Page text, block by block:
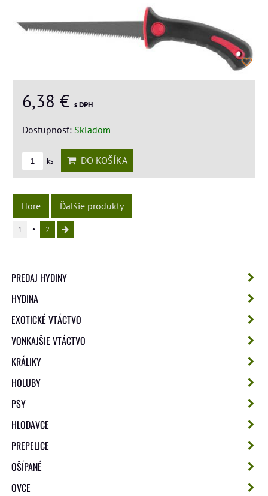
6,38 € s DPH
Dostupnosť: Skladom
ks DO KOŠÍKA
Hore Ďalšie produkty
1 2
PREDAJ HYDINY
HYDINA
EXOTICKÉ VTÁCTVO
VONKAJŠIE VTÁCTVO
KRÁLIKY
HOLUBY
PSY
HLODAVCE
PREPELICE
OŠÍPANÉ
OVCE